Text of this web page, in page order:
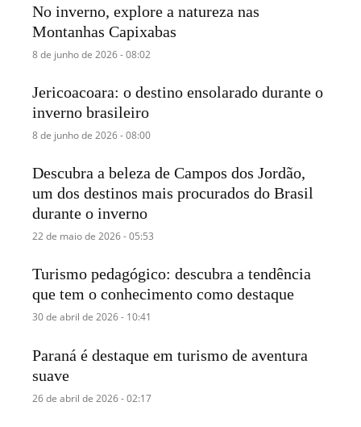
No inverno, explore a natureza nas
Montanhas Capixabas
8 de junho de 2026 - 08:02
Jericoacoara: o destino ensolarado durante o
inverno brasileiro
8 de junho de 2026 - 08:00
Descubra a beleza de Campos dos Jordão,
um dos destinos mais procurados do Brasil
durante o inverno
22 de maio de 2026 - 05:53
Turismo pedagógico: descubra a tendência
que tem o conhecimento como destaque
30 de abril de 2026 - 10:41
Paraná é destaque em turismo de aventura
suave
26 de abril de 2026 - 02:17